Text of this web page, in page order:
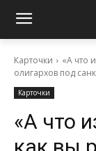
Карточки
«А что
олигархов под
Карточки
«А что